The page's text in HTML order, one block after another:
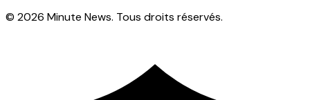
© 2026 Minute News. Tous droits réservés.